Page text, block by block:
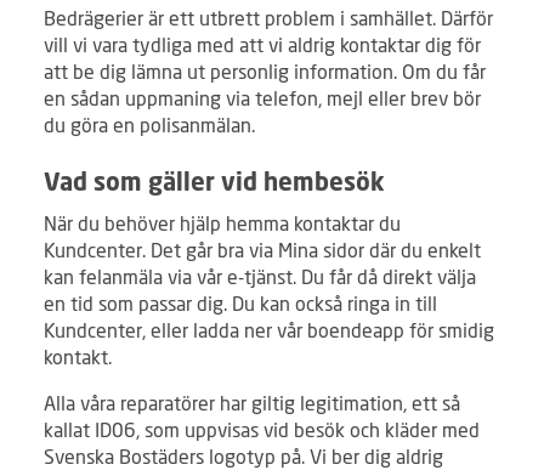
Bedrägerier är ett utbrett problem i samhället. Därför
vill vi vara tydliga med att vi aldrig kontaktar dig för
att be dig lämna ut personlig information. Om du får
en sådan uppmaning via telefon, mejl eller brev bör
du göra en polisanmälan.
Vad som gäller vid hembesök
När du behöver hjälp hemma kontaktar du
Kundcenter. Det går bra via Mina sidor där du enkelt
kan felanmäla via vår e-tjänst. Du får då direkt välja
en tid som passar dig. Du kan också ringa in till
Kundcenter, eller ladda ner vår boendeapp för smidig
kontakt.
Alla våra reparatörer har giltig legitimation, ett så
kallat ID06, som uppvisas vid besök och kläder med
Svenska Bostäders logotyp på. Vi ber dig aldrig